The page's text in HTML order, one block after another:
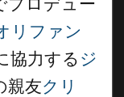
プロデュー
リファン
協力する ジ
親友クリ